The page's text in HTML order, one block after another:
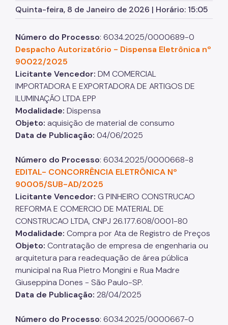
Zeladoria Urbana
Cata-Bagulho
Termo de Cooperação
Programa de Metas
Notícias
Quinta-feira, 8 de Janeiro de 2026 | Horário: 15:05
Número do Processo: 6034.2025/0000689-0
Despacho Autorizatório - Dispensa Eletrônica nº
90022/2025
Licitante Vencedor: DM COMERCIAL
IMPORTADORA E EXPORTADORA DE ARTIGOS DE
ILUMINAÇÃO LTDA EPP
Modalidade: Dispensa
Objeto: aquisição de material de consumo
Data de Publicação: 04/06/2025
Número do Processo: 6034.2025/0000668-8
EDITAL- CONCORRÊNCIA ELETRÔNICA Nº
90005/SUB-AD/2025
Licitante Vencedor: G PINHEIRO CONSTRUCAO
REFORMA E COMERCIO DE MATERIAL DE
CONSTRUCAO LTDA, CNPJ 26.177.608/0001-80
Modalidade: Compra por Ata de Registro de Preços
Objeto: Contratação de empresa de engenharia ou
arquitetura para readequação de área pública
municipal na Rua Pietro Mongini e Rua Madre
Giuseppina Dones - São Paulo-SP.
Data de Publicação: 28/04/2025
Número do Processo: 6034.2025/0000667-0